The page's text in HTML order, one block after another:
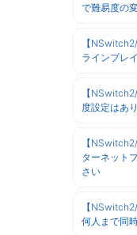
で難易度の
【
ラインプレ
【
度設定はあ
【
ターネット
さい
【
何人まで同